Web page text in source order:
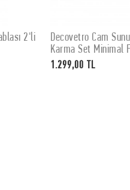
2'li
Decovetro Cam
Karma Set Minimal
1.299,00 TL